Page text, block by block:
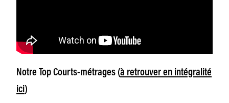
Notre Top Courts-métrages (à retrouver en intégralité
ici)